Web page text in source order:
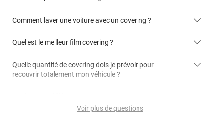
covering 3D
Comment laver une voiture avec un covering ?
Quel est le meilleur film covering ?
covering 2D
Quelle quantité de covering dois-je prévoir pour
recouvrir totalement mon véhicule ?
Voir plus de questions